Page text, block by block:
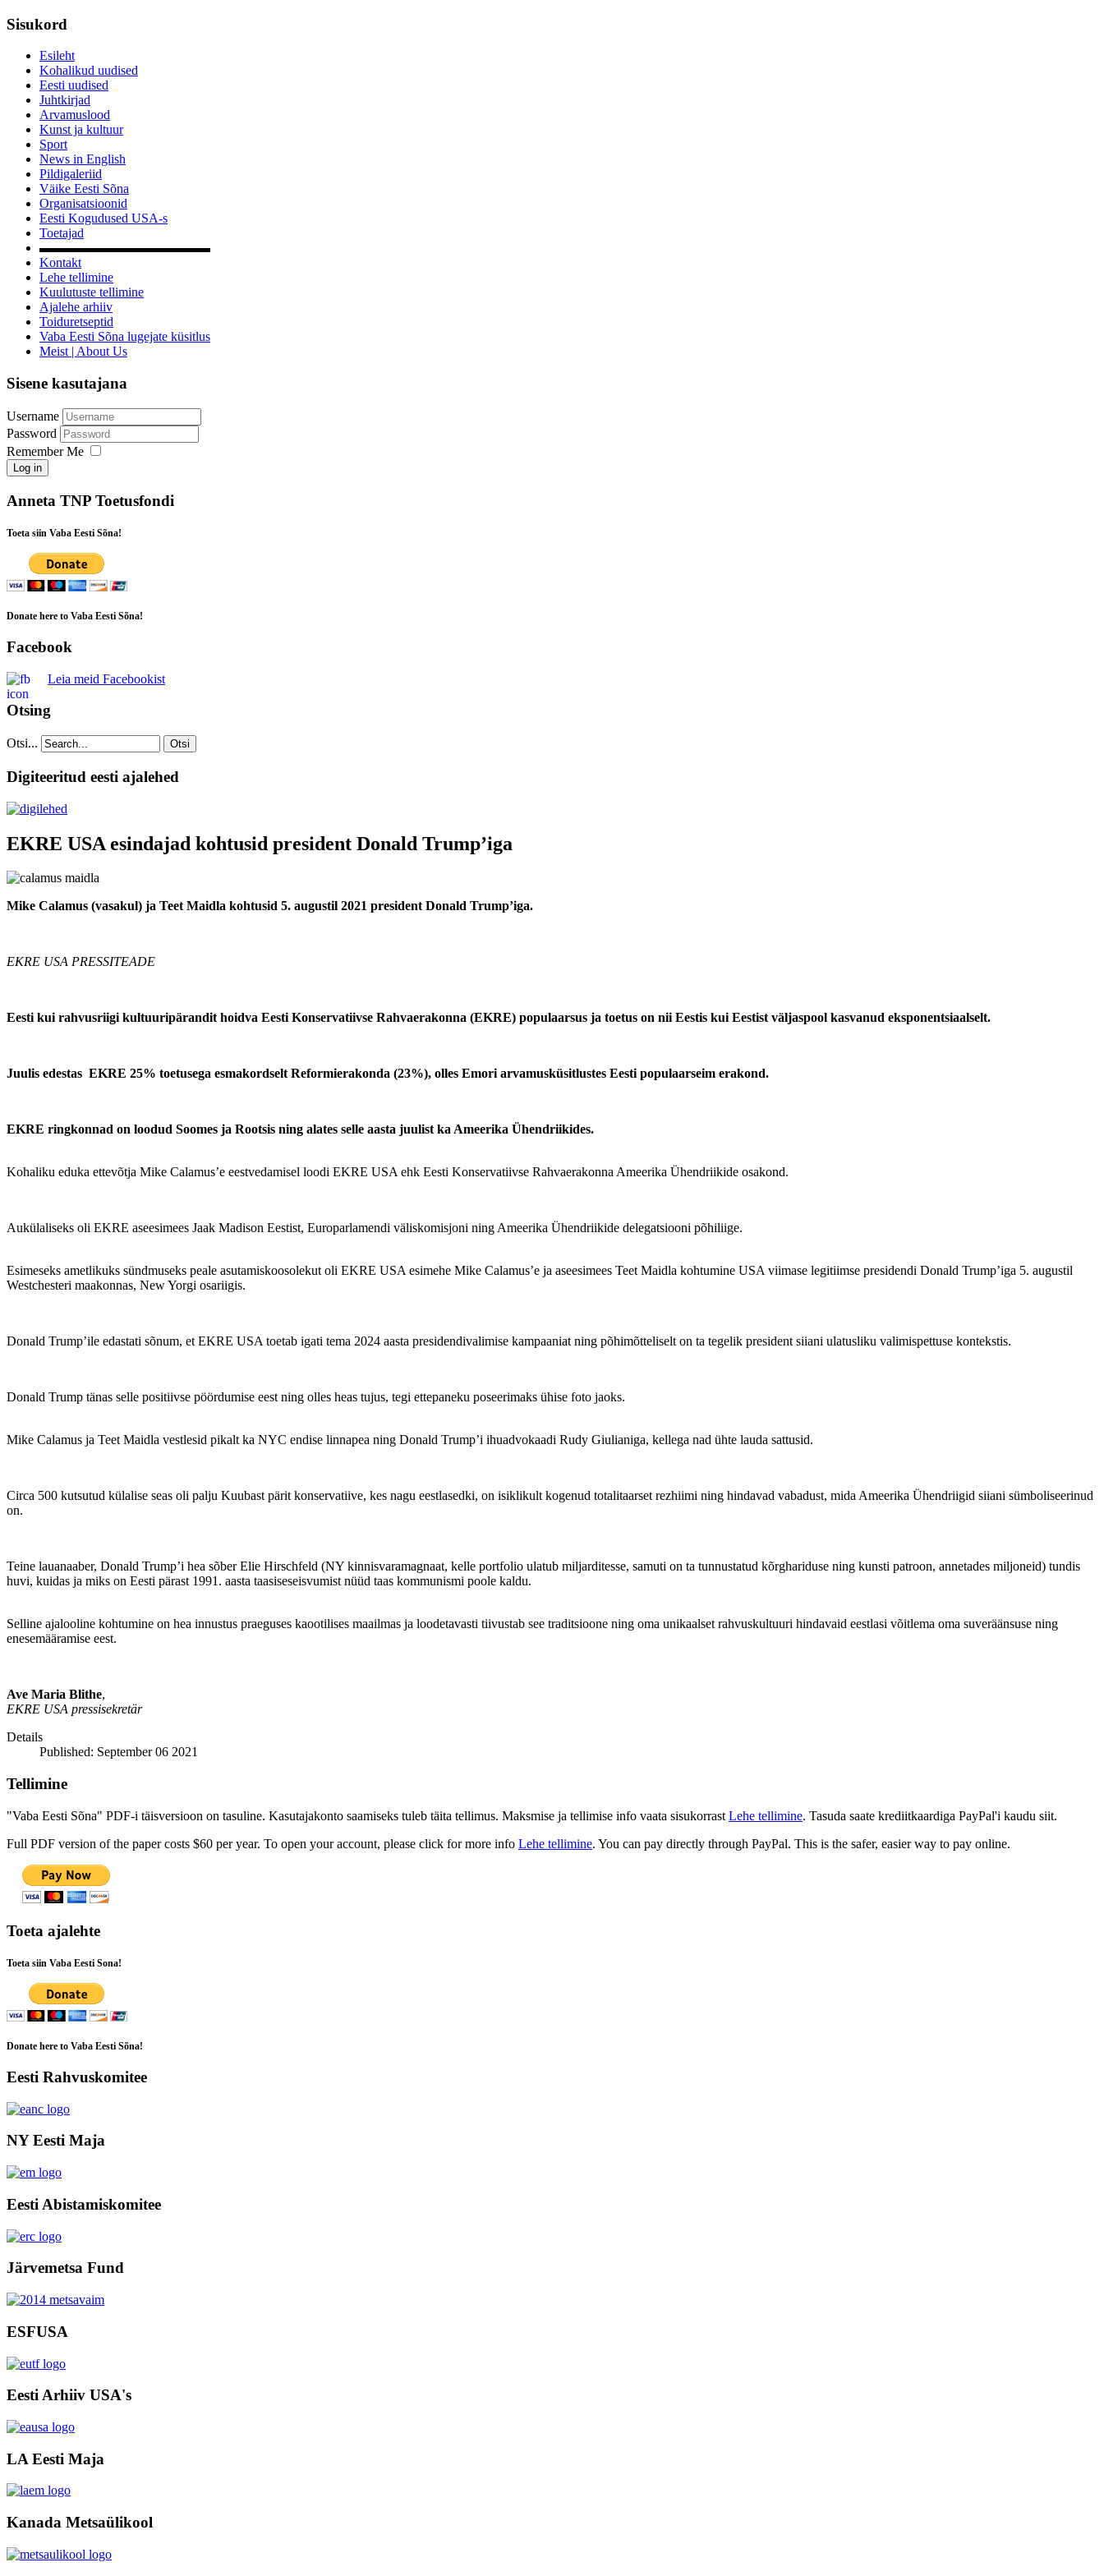
Sisukord
Esileht
Kohalikud uudised
Eesti uudised
Juhtkirjad
Arvamuslood
Kunst ja kultuur
Sport
News in English
Pildigaleriid
Väike Eesti Sõna
Organisatsioonid
Eesti Kogudused USA-s
Toetajad
▬▬▬▬▬▬▬▬▬▬▬▬▬
Kontakt
Lehe tellimine
Kuulutuste tellimine
Ajalehe arhiiv
Toiduretseptid
Vaba Eesti Sõna lugejate küsitlus
Meist | About Us
Sisene kasutajana
Username
Password
Remember Me
Log in
Anneta TNP Toetusfondi
Toeta siin Vaba Eesti Sõna!
Donate here to Vaba Eesti Sõna!
Facebook
Leia meid Facebookist
Otsing
Otsi... Otsi
Digiteeritud eesti ajalehed
EKRE USA esindajad kohtusid president Donald Trump’iga
Mike Calamus (vasakul) ja Teet Maidla kohtusid 5. augustil 2021 president Donald Trump’iga.
EKRE USA PRESSITEADE
Eesti kui rahvusriigi kultuuripärandit hoidva Eesti Konservatiivse Rahvaerakonna (EKRE) populaarsus ja toetus on nii Eestis kui Eestist väljaspool kasvanud eksponentsiaalselt.
Juulis edestas EKRE 25% toetusega esmakordselt Reformierakonda (23%), olles Emori arvamusküsitlustes Eesti populaarseim erakond.
EKRE ringkonnad on loodud Soomes ja Rootsis ning alates selle aasta juulist ka Ameerika Ühendriikides.
Kohaliku eduka ettevõtja Mike Calamus’e eestvedamisel loodi EKRE USA ehk Eesti Konservatiivse Rahvaerakonna Ameerika Ühendriikide osakond.
Aukülaliseks oli EKRE aseesimees Jaak Madison Eestist, Europarlamendi väliskomisjoni ning Ameerika Ühendriikide delegatsiooni põhiliige.
Esimeseks ametlikuks sündmuseks peale asutamiskoosolekut oli EKRE USA esimehe Mike Calamus’e ja aseesimees Teet Maidla kohtumine USA viimase legitiimse presidendi Donald Trump’iga 5. augustil
Westchesteri maakonnas, New Yorgi osariigis.
Donald Trump’ile edastati sõnum, et EKRE USA toetab igati tema 2024 aasta presidendivalimise kampaaniat ning põhimõtteliselt on ta tegelik president siiani ulatusliku valimispettuse kontekstis.
Donald Trump tänas selle positiivse pöördumise eest ning olles heas tujus, tegi ettepaneku poseerimaks ühise foto jaoks.
Mike Calamus ja Teet Maidla vestlesid pikalt ka NYC endise linnapea ning Donald Trump’i ihuadvokaadi Rudy Giulianiga, kellega nad ühte lauda sattusid.
Circa 500 kutsutud külalise seas oli palju Kuubast pärit konservatiive, kes nagu eestlasedki, on isiklikult kogenud totalitaarset rezhiimi ning hindavad vabadust, mida Ameerika Ühendriigid siiani sümboliseerinud
on.
Teine lauanaaber, Donald Trump’i hea sõber Elie Hirschfeld (NY kinnisvaramagnaat, kelle portfolio ulatub miljarditesse, samuti on ta tunnustatud kõrghariduse ning kunsti patroon, annetades miljoneid) tundis
huvi, kuidas ja miks on Eesti pärast 1991. aasta taasiseseisvumist nüüd taas kommunismi poole kaldu.
Selline ajalooline kohtumine on hea innustus praeguses kaootilises maailmas ja loodetavasti tiivustab see traditsioone ning oma unikaalset rahvuskultuuri hindavaid eestlasi võitlema oma suveräänsuse ning
enesemääramise eest.
Ave Maria Blithe,
EKRE USA pressisekretär
Details
Published: September 06 2021
Tellimine
"Vaba Eesti Sõna" PDF-i täisversioon on tasuline. Kasutajakonto saamiseks tuleb täita tellimus. Maksmise ja tellimise info vaata sisukorrast Lehe tellimine. Tasuda saate krediitkaardiga PayPal'i kaudu siit.
Full PDF version of the paper costs $60 per year. To open your account, please click for more info Lehe tellimine. You can pay directly through PayPal. This is the safer, easier way to pay online.
Toeta ajalehte
Toeta siin Vaba Eesti Sona!
Donate here to Vaba Eesti Sõna!
Eesti Rahvuskomitee
NY Eesti Maja
Eesti Abistamiskomitee
Järvemetsa Fund
ESFUSA
Eesti Arhiiv USA's
LA Eesti Maja
Kanada Metsaülikool